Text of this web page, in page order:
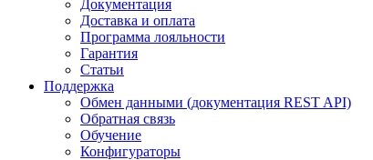
Документация
Доставка и оплата
Программа лояльности
Гарантия
Статьи
Поддержка
Обмен данными (документация REST API)
Обратная связь
Обучение
Конфигураторы